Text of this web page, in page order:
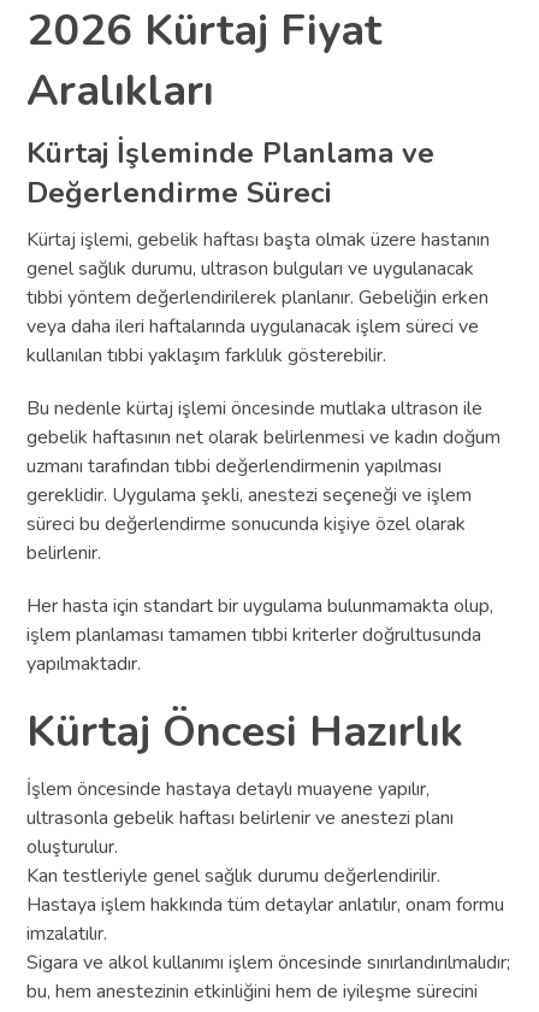
2026 Kürtaj Fiyat
Aralıkları
Kürtaj İşleminde Planlama ve
Değerlendirme Süreci
Kürtaj işlemi, gebelik haftası başta olmak üzere hastanın
genel sağlık durumu, ultrason bulguları ve uygulanacak
tıbbi yöntem değerlendirilerek planlanır. Gebeliğin erken
veya daha ileri haftalarında uygulanacak işlem süreci ve
kullanılan tıbbi yaklaşım farklılık gösterebilir.
Bu nedenle kürtaj işlemi öncesinde mutlaka ultrason ile
gebelik haftasının net olarak belirlenmesi ve kadın doğum
uzmanı tarafından tıbbi değerlendirmenin yapılması
gereklidir. Uygulama şekli, anestezi seçeneği ve işlem
süreci bu değerlendirme sonucunda kişiye özel olarak
belirlenir.
Her hasta için standart bir uygulama bulunmamakta olup,
işlem planlaması tamamen tıbbi kriterler doğrultusunda
yapılmaktadır.
Kürtaj Öncesi Hazırlık
İşlem öncesinde hastaya detaylı muayene yapılır,
ultrasonla gebelik haftası belirlenir ve anestezi planı
oluşturulur.
Kan testleriyle genel sağlık durumu değerlendirilir.
Hastaya işlem hakkında tüm detaylar anlatılır, onam formu
imzalatılır.
Sigara ve alkol kullanımı işlem öncesinde sınırlandırılmalıdır;
bu, hem anestezinin etkinliğini hem de iyileşme sürecini